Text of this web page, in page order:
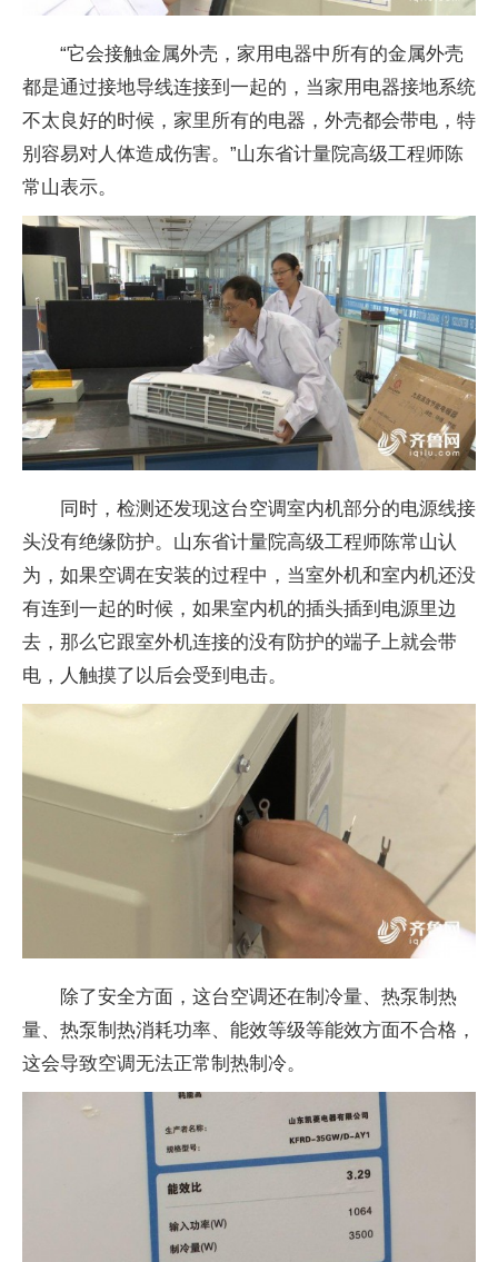
“它会接触金属外壳，家用电器中所有的金属外壳
都是通过接地导线连接到一起的，当家用电器接地系统
不太良好的时候，家里所有的电器，外壳都会带电，特
别容易对人体造成伤害。”山东省计量院高级工程师陈
常山表示。
同时，检测还发现这台空调室内机部分的电源线接
头没有绝缘防护。山东省计量院高级工程师陈常山认
为，如果空调在安装的过程中，当室外机和室内机还没
有连到一起的时候，如果室内机的插头插到电源里边
去，那么它跟室外机连接的没有防护的端子上就会带
电，人触摸了以后会受到电击。
除了安全方面，这台空调还在制冷量、热泵制热
量、热泵制热消耗功率、能效等级等能效方面不合格，
这会导致空调无法正常制热制冷。